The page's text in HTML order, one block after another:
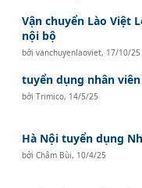
Vận chuyển Lào Việt
nội bộ
bởivanchuyenlaoviet, 17/10/25
tuyển dụng nhân
bởiTrimico, 14/5/25
Hà Nội tuyển dụng
bởiChâm Bùi, 10/4/25